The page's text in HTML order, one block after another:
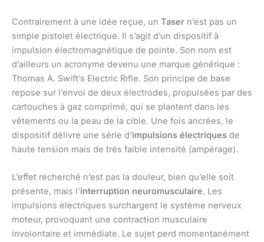
Contrairement à une idée reçue, un Taser n’est pas un
simple pistolet électrique. Il s’agit d’un dispositif à
impulsion électromagnétique de pointe. Son nom est
d’ailleurs un acronyme devenu une marque générique :
Thomas A. Swift’s Electric Rifle. Son principe de base
repose sur l’envoi de deux électrodes, propulsées par des
cartouches à gaz comprimé, qui se plantent dans les
vêtements ou la peau de la cible. Une fois ancrées, le
dispositif délivre une série d’impulsions électriques de
haute tension mais de très faible intensité (ampérage).
L’effet recherché n’est pas la douleur, bien qu’elle soit
présente, mais l’interruption neuromusculaire. Les
impulsions électriques surchargent le système nerveux
moteur, provoquant une contraction musculaire
involontaire et immédiate. Le sujet perd momentanément